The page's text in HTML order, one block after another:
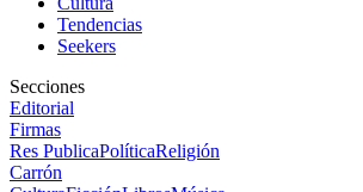
Tendencias
Seekers
Secciones
Editorial
Firmas
Res PublicaPolíticaReligión
Carrón